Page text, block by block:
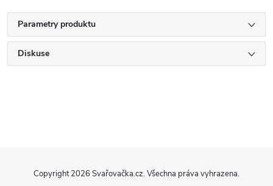
Parametry produktu
Diskuse
Copyright 2026 Svařovačka.cz. Všechna práva vyhrazena.